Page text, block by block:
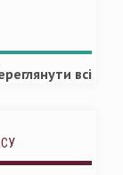
всі